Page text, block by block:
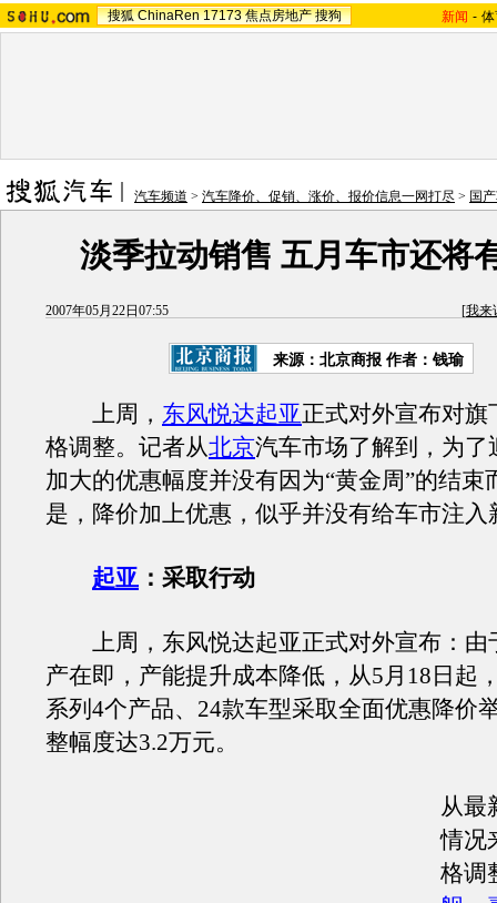
搜狐 ChinaRen 17173 焦点房地产 搜狗 新闻 -
汽车频道 > 汽车降价、促销、涨价、报价信息一网打尽 > 国
淡季拉动销售 五月车市还将
2007年05月22日07:55 [我来
来源：北京商报 作者：钱瑜
上周， 东风悦达起亚正式对外宣布对旗
格调整。记者从北京汽车市场了解到，为了
加大的优惠幅度并没有因为“黄金周”的结束
是，降价加上优惠，似乎并没有给车市注入
起亚 ：采取行动
上周，东风悦达起亚正式对外宣布：由
产在即，产能提升成本降低，从5月18日起
系列4个产品、24款车型采取全面优惠降价
整幅度达3.2万元。
从最
情况
格调